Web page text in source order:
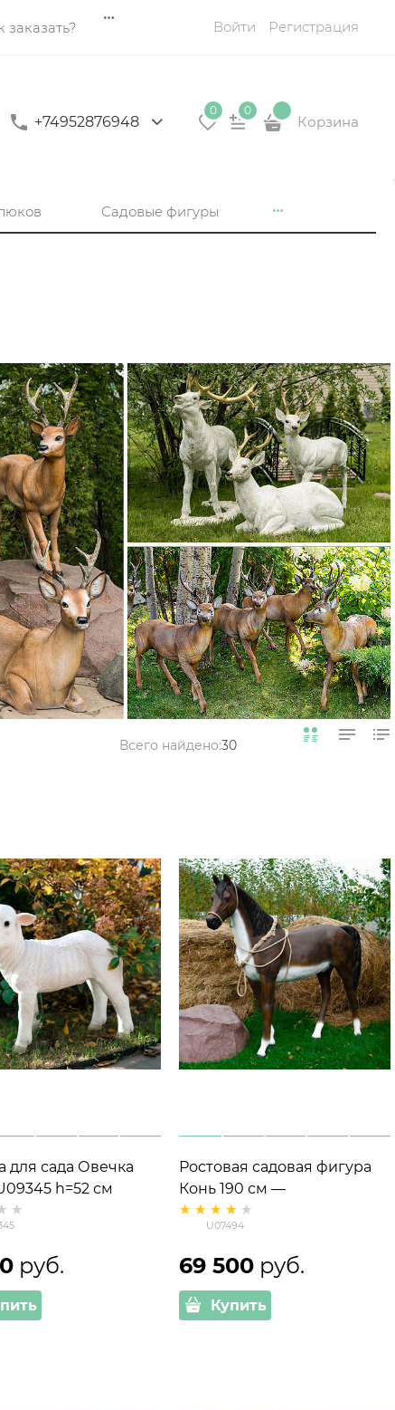
заказать? Войти Регистрация
+74952876948
0 0
Корзина
Садовые фигуры
Всего найдено:30
для сада Овечка
h=52 см
руб.
Ростовая садовая фигура
Конь 190 см —
стеклопластик
реалистичная скульптура
для сада
U07494
69 500 руб.
Купить